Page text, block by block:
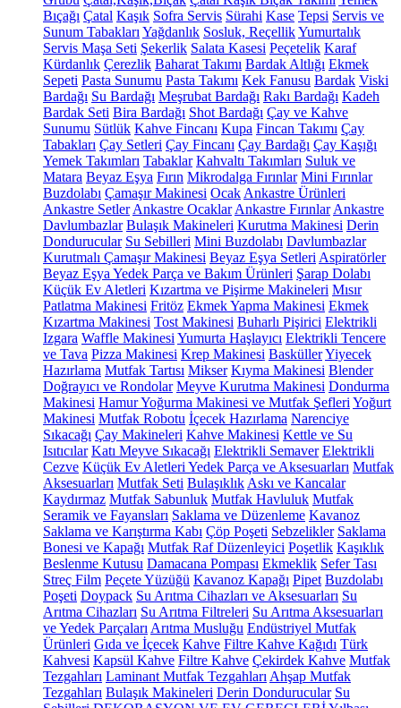
Bıçağı Çatal Kaşık Sofra Servis Sürahi Kase Tepsi Servis ve
Sunum Tabakları Yağdanlık Sosluk, ReçellikYumurtalık
Servis Maşa Seti Şekerlik Salata Kasesi Peçetelik Karaf
Kürdanlık Çerezlik Baharat Takımı Bardak Altlığı Ekmek
Sepeti Pasta Sunumu Pasta Takımı Kek Fanusu Bardak Viski
Bardağı Su Bardağı Meşrubat Bardağı Rakı Bardağı Kadeh
Bardak Seti Bira Bardağı Shot Bardağı Çay ve Kahve
Sunumu Sütlük Kahve Fincanı Kupa Fincan Takımı Çay
Tabakları Çay Setleri Çay Fincanı Çay Bardağı Çay Kaşığı
Yemek Takımları Tabaklar Kahvaltı Takımları Suluk ve
Matara Beyaz Eşya Fırın Mikrodalga Fırınlar Mini Fırınlar
Buzdolabı Çamaşır Makinesi Ocak Ankastre Ürünleri
Ankastre Setler Ankastre Ocaklar Ankastre Fırınlar Ankastre
Davlumbazlar Bulaşık Makineleri Kurutma Makinesi Derin
Dondurucular Su Sebilleri Mini Buzdolabı Davlumbazlar
Kurutmalı Çamaşır Makinesi Beyaz Eşya Setleri Aspiratörler
Beyaz Eşya Yedek Parça ve Bakım Ürünleri Şarap Dolabı
Küçük Ev Aletleri Kızartma ve Pişirme Makineleri Mısır
Patlatma Makinesi Fritöz Ekmek Yapma Makinesi Ekmek
Kızartma Makinesi Tost Makinesi Buharlı Pişirici Elektrikli
Izgara Waffle Makinesi Yumurta Haşlayıcı Elektrikli Tencere
ve Tava Pizza Makinesi Krep Makinesi BasküllerYiyecek
Hazırlama Mutfak Tartısı Mikser Kıyma Makinesi Blender
Doğrayıcı ve Rondolar Meyve Kurutma Makinesi Dondurma
Makinesi Hamur Yoğurma Makinesi ve Mutfak Şefleri Yoğurt
Makinesi Mutfak Robotu İçecek Hazırlama Narenciye
Sıkacağı Çay Makineleri Kahve Makinesi Kettle ve Su
Isıtıcılar Katı Meyve Sıkacağı Elektrikli Semaver Elektrikli
Cezve Küçük Ev Aletleri Yedek Parça ve Aksesuarları Mutfak
Aksesuarları Mutfak Seti Bulaşıklık Askı ve Kancalar
Kaydırmaz Mutfak Sabunluk Mutfak Havluluk Mutfak
Seramik ve Fayansları Saklama ve Düzenleme Kavanoz
Saklama ve Karıştırma Kabı Çöp Poşeti Sebzelikler Saklama
Bonesi ve Kapağı Mutfak Raf Düzenleyici Poşetlik Kaşıklık
Beslenme Kutusu Damacana Pompası Ekmeklik Sefer Tası
Streç Film Peçete Yüzüğü Kavanoz Kapağı Pipet Buzdolabı
Poşeti Doypack Su Arıtma Cihazları ve Aksesuarları Su
Arıtma Cihazları Su Arıtma Filtreleri Su Arıtma Aksesuarları
ve Yedek Parçaları Arıtma Musluğu Endüstriyel Mutfak
Ürünleri Gıda ve İçecek Kahve Filtre Kahve Kağıdı Türk
Kahvesi Kapsül Kahve Filtre Kahve Çekirdek Kahve Mutfak
Tezgahları Laminant Mutfak Tezgahları Ahşap Mutfak
Tezgahları Bulaşık Makineleri Derin Dondurucular Su